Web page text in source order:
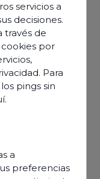
servicios a
decisiones.
través de
por
Para
pings sin
.
a
preferencias